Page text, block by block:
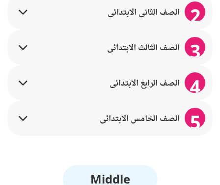
2 الصف الثاني الابتدائي
3 الصف الثالث الابتدائي
4 الصف الرابع الابتدائي
5 الصف الخامس الابتدائي
Middle